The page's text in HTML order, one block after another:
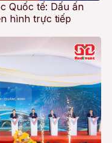
Quốc tế: Dấu ấn
hình trực tiếp